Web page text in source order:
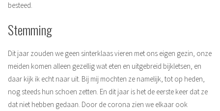
besteed.
Stemming
Dit jaar zouden we geen sinterklaas vieren met ons eigen gezin, onze
meiden komen alleen gezellig wat eten en uitgebreid bijkletsen, en
daar kijk ik echt naar uit. Bij mij mochten ze namelijk, tot op heden,
nog steeds hun schoen zetten. En dit jaar is het de eerste keer dat ze
dat niet hebben gedaan. Door de corona zien we elkaar ook